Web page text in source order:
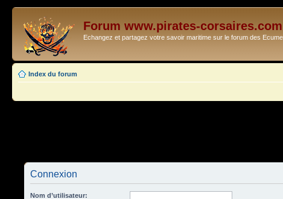
Forum www.pirates-corsaires.com
Echangez et partagez votre savoir maritime sur le forum des
Index du forum
Connexion
Nom d’utilisateur: